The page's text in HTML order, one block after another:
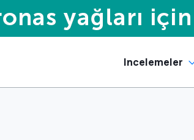
Incelemeler